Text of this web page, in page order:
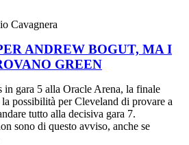
Cavagnera
ANDREW BOGUT, MA I
GREEN
in gara 5 alla Oracle Arena, la finale
possibilità per Cleveland di provare a
tutto alla decisiva gara 7.
sono di questo avviso, anche se